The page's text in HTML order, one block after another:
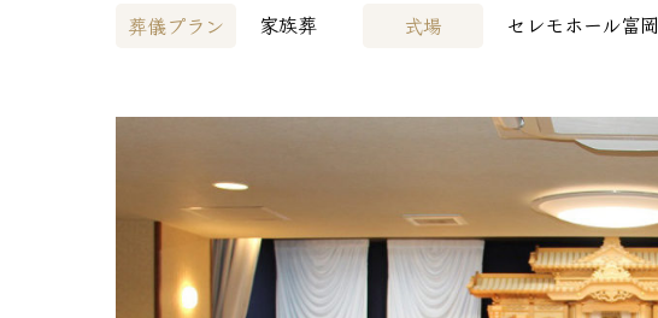
葬儀プラン 家族葬 式場 セレモホール富岡